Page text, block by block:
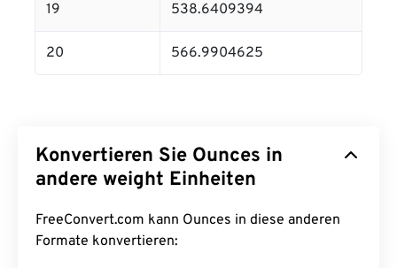
19 538.6409394
20 566.9904625
Konvertieren Sie Ounces in
andere weight Einheiten
FreeConvert.com kann Ounces in diese anderen
Formate konvertieren: